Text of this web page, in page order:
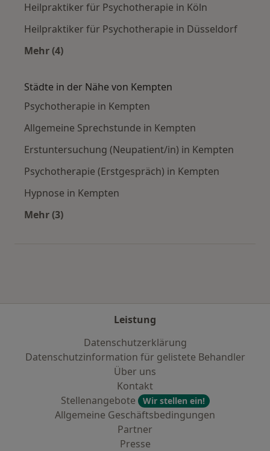
Heilpraktiker für Psychotherapie in Köln
Heilpraktiker für Psychotherapie in Düsseldorf
Mehr (4)
Städte in der Nähe von Kempten
Psychotherapie in Kempten
Allgemeine Sprechstunde in Kempten
Erstuntersuchung (Neupatient/in) in Kempten
Psychotherapie (Erstgespräch) in Kempten
Hypnose in Kempten
Mehr (3)
Leistung
Datenschutzerklärung
Datenschutzinformation für gelistete Behandler
Über uns
Kontakt
Stellenangebote
Wir stellen ein!
Allgemeine Geschäftsbedingungen
Partner
Presse